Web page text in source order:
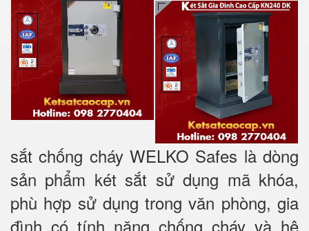
sắt chống cháy WELKO Safes là dòng
sản phẩm két sắt sử dụng mã khóa,
phù hợp sử dụng trong văn phòng, gia
đình có tính năng chống cháy và hệ